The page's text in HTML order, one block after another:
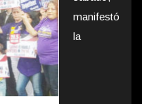
manifestó
la